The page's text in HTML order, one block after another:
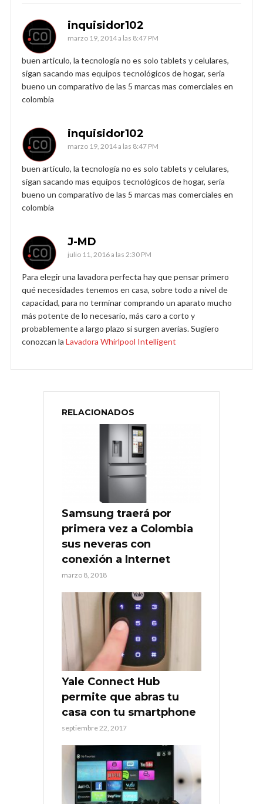
inquisidor102
marzo 19, 2014 a las 8:47 PM
buen articulo, la tecnología no es solo tablets y celulares,
sigan sacando mas equipos tecnológicos de hogar, seria
bueno un comparativo de las 5 marcas mas comerciales en
colombia
inquisidor102
marzo 19, 2014 a las 8:47 PM
buen articulo, la tecnología no es solo tablets y celulares,
sigan sacando mas equipos tecnológicos de hogar, seria
bueno un comparativo de las 5 marcas mas comerciales en
colombia
J-MD
julio 11, 2016 a las 2:30 PM
Para elegir una lavadora perfecta hay que pensar primero
qué necesidades tenemos en casa, sobre todo a nivel de
capacidad, para no terminar comprando un aparato mucho
más potente de lo necesario, más caro a corto y
probablemente a largo plazo si surgen averías. Sugiero
conozcan la Lavadora Whirlpool Intelligent
RELACIONADOS
Samsung traerá por
primera vez a Colombia
sus neveras con
conexión a Internet
marzo 8, 2018
Yale Connect Hub
permite que abras tu
casa con tu smartphone
septiembre 22, 2017